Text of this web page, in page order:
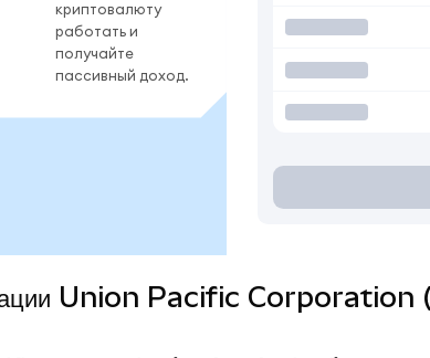
криптовалюту
работать и
получайте
пассивный доход.
Union Pacific